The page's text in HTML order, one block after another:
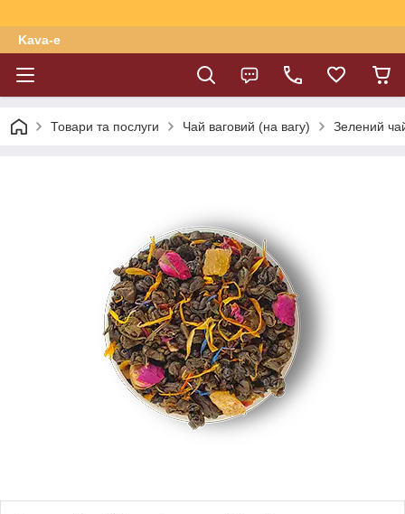
Kava-e
Товари та послуги Чай ваговий (на вагу) Зелений